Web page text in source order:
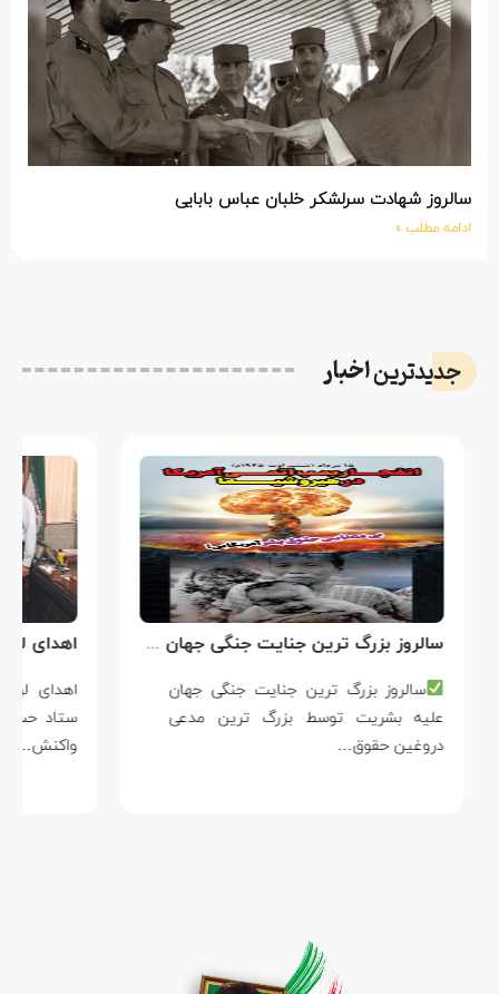
سالروز شهادت سرلشکر خلبان عباس بابایی
ادامه مطلب »
جدیدتریناخبار
سالروز بزرگ ترین جنایت جنگی جهان علیه بشریت توسط بزرگ ترین مدعی دروغین حقوق بشر
سالروز بزرگ ترین جنایت جنگی جهان
علیه بشریت توسط بزرگ ترین مدعی
دروغین حقوق…
واکنش…